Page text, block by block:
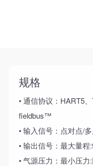
规格
• 通信协议：HART5
fieldbus™
• 输入信号：点对点/
• 输出信号：最大量程
• 气源压力：最小压